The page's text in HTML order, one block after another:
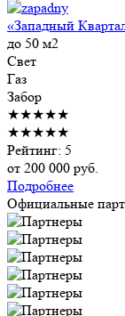
«Западный
до 50 м2
Свет
Газ
Забор
★★★★★
★★★★★
Рейтинг: 5
от 200 000 руб.
Подробнее
Официальные